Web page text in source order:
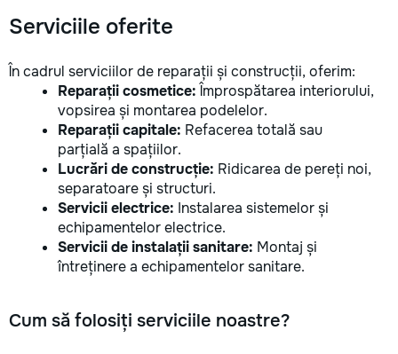
Serviciile oferite
În cadrul serviciilor de reparații și construcții, oferim:
Reparații cosmetice: Împrospătarea interiorului,
vopsirea și montarea podelelor.
Reparații capitale: Refacerea totală sau
parțială a spațiilor.
Lucrări de construcție: Ridicarea de pereți noi,
separatoare și structuri.
Servicii electrice: Instalarea sistemelor și
echipamentelor electrice.
Servicii de instalații sanitare: Montaj și
întreținere a echipamentelor sanitare.
Cum să folosiți serviciile noastre?